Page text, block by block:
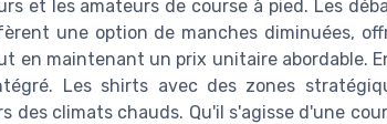
et les amateurs de course à pied. Les
une option de manches diminuées,
en maintenant un prix unitaire abordable.
Les shirts avec des zones
des climats chauds. Qu'il s'agisse d'une